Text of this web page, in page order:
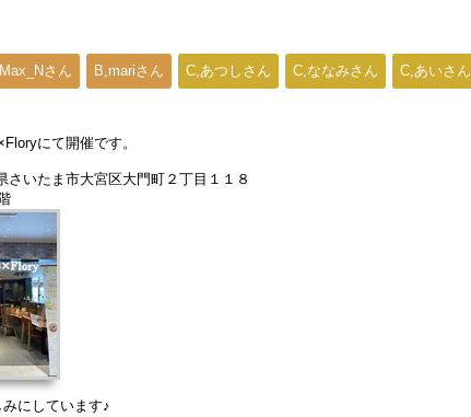
さん B,mariさん C,あつしさん C,ななみさん C,あいさん
にて開催です。
さいたま市大宮区大門町２丁目１１８
にしています♪